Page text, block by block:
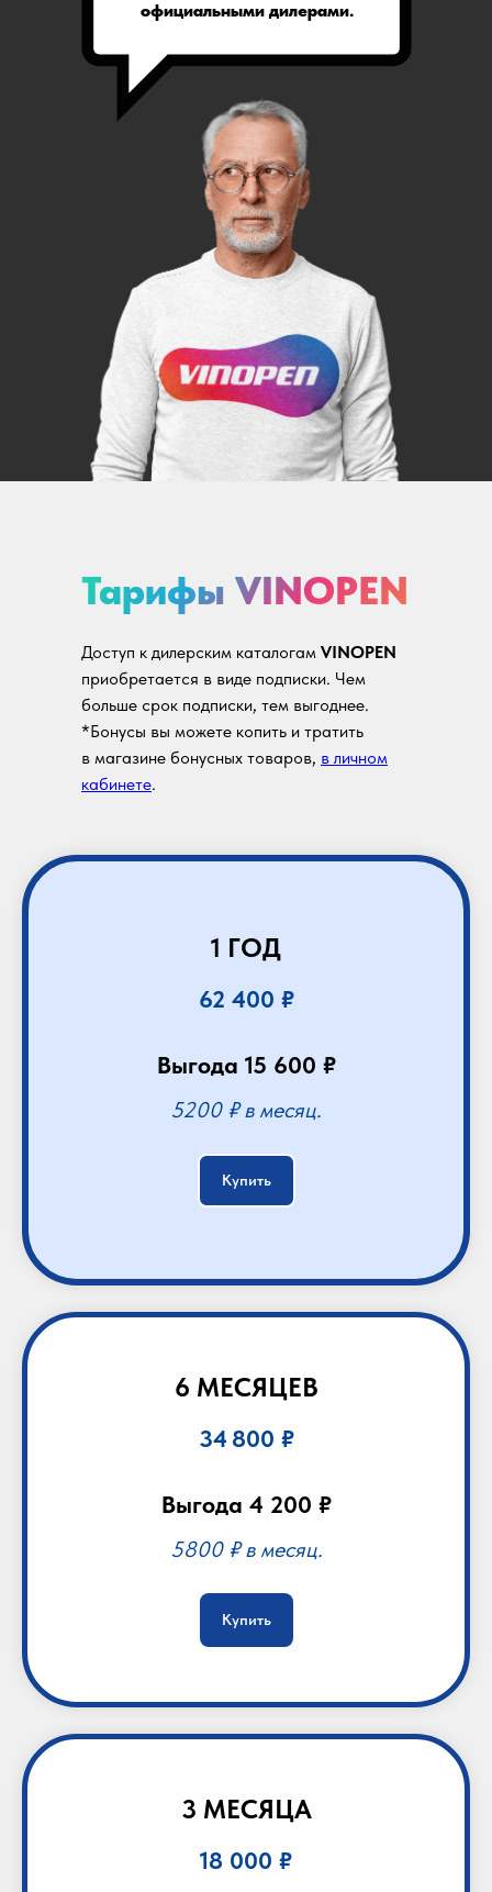
официальными дилерами.
Тарифы VINOPEN
Доступ к дилерским каталогам VINOPEN
приобретается в виде подписки. Чем
больше срок подписки, тем выгоднее.
*Бонусы вы можете копить и тратить
в магазине бонусных товаров, в личном
кабинете.
1 ГОД
62 400 ₽
Выгода 15 600 ₽
5200 ₽ в месяц.
Купить
6 МЕСЯЦЕВ
34 800 ₽
Выгода 4 200 ₽
5800 ₽ в месяц.
Купить
3 МЕСЯЦА
18 000 ₽